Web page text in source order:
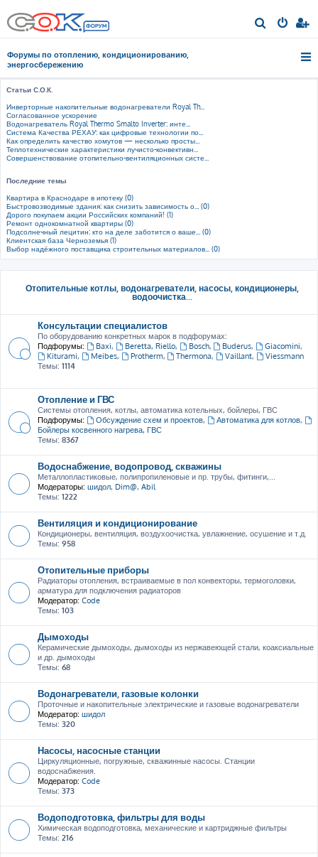
о
Форумы по отоплению, кондиционированию,
энергосбережению
Статьи С.О.К.
Инверторные накопительные водонагреватели Royal Th...
Согласованное ускорение
Водонагреватель Royal Thermo Smalto Inverter: инте...
Система Качества РЕХАУ: как цифровые технологии по...
Как определить качество хомутов — несколько просты...
Теплотехнические характеристики лучисто-конвективн...
Совершенствование отопительно-вентиляционных систе...
Последние темы
Квартира в Краснодаре в ипотеку (0)
Быстровозводимые здания: как снизить зависимость о... (0)
Дорого покупаем акции Российских компаний! (1)
Ремонт однокомнатной квартиры (0)
Подсолнечный лецитин: кто на деле заботится о ваше... (0)
Клиентская база Черноземья (1)
Выбор надёжного поставщика строительных материалов... (0)
Отопительные котлы, водонагреватели, насосы, кондиционеры,
водоочистка...
Консультации специалистов
По оборудованию конкретных марок в подфорумах:
Подфорумы:
Baxi, Beretta, Riello, Bosch, Buderus, Giacomini,
Kiturami, Meibes, Protherm, Thermona, Vaillant,
Viessmann
Темы: 1114
Отопление и ГВС
Системы отопления, котлы, автоматика котельных, бойлеры, ГВС
Подфорумы:
Обсуждение схем и проектов, Автоматика для котлов,
Бойлеры косвенного нагрева, ГВС
Темы: 8367
Водоснабжение, водопровод, скважины
Металлопластиковые, полипропиленовые и пр. трубы, фитинги,...
Модераторы: шидол, Dim@, Abil
Темы: 1222
Вентиляция и кондиционирование
Кондиционеры, вентиляция, воздухоочистка, увлажнение, осушение и т.д.
Темы: 958
Отопительные приборы
Радиаторы отопления, встраиваемые в пол конвекторы, термоголовки,
арматура для подключения радиаторов
Модератор: Code
Темы: 103
Дымоходы
Керамические дымоходы, дымоходы из нержавеющей стали, коаксиальные
и др. дымоходы
Темы: 68
Водонагреватели, газовые колонки
Проточные и накопительные электрические и газовые водонагреватели
Модератор: шидол
Темы: 320
Насосы, насосные станции
Циркуляционные, погружные, скважинные насосы. Станции
водоснабжения.
Модератор: Code
Темы: 373
Водоподготовка, фильтры для воды
Химическая водоподготовка, механические и картриджные фильтры
Темы: 216